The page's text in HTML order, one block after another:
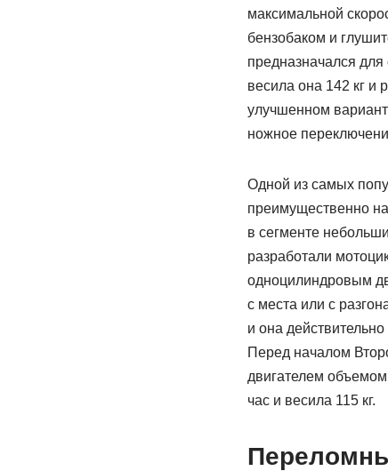
максимальной
бензобаком и
предназначался
весила она 142 кг и
улучшенном
ножное
Одной из самых
преимущественно
в сегменте
разработали
одноцилиндровым
с места или с
и она
Перед началом
двигателем
час и весила 115 кг.